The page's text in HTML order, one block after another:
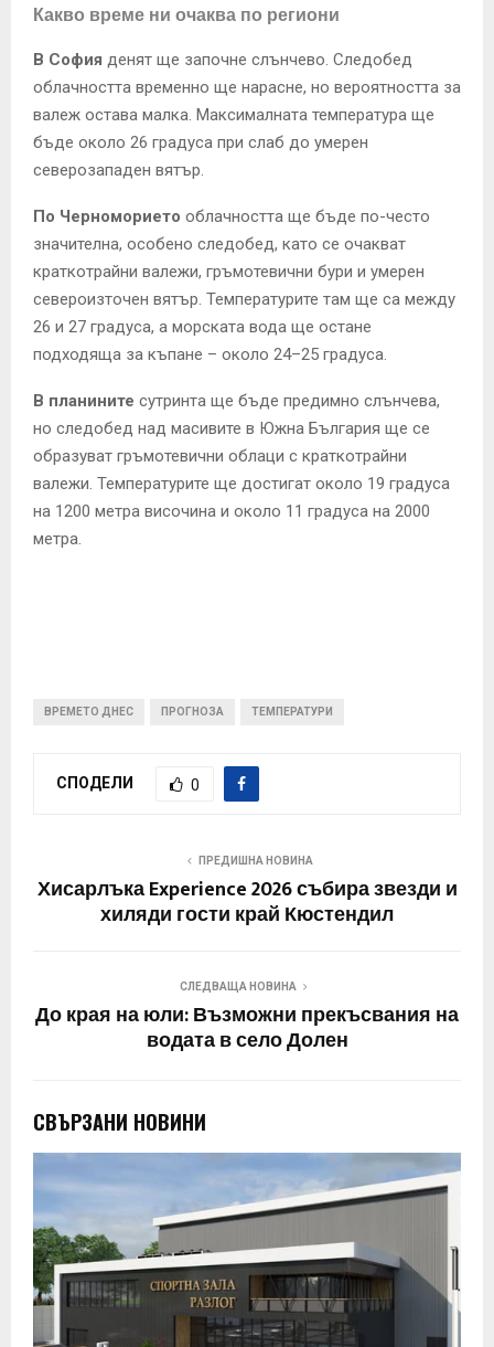
Какво време ни очаква по региони
В София денят ще започне слънчево. Следобед
облачността временно ще нарасне, но вероятността за
валеж остава малка. Максималната температура ще
бъде около 26 градуса при слаб до умерен
северозападен вятър.
По Черноморието облачността ще бъде по-често
значителна, особено следобед, като се очакват
краткотрайни валежи, гръмотевични бури и умерен
североизточен вятър. Температурите там ще са между
26 и 27 градуса, а морската вода ще остане
подходяща за къпане – около 24–25 градуса.
В планините сутринта ще бъде предимно слънчева,
но следобед над масивите в Южна България ще се
образуват гръмотевични облаци с краткотрайни
валежи. Температурите ще достигат около 19 градуса
на 1200 метра височина и около 11 градуса на 2000
метра.
ВРЕМЕТО ДНЕС ПРОГНОЗА ТЕМПЕРАТУРИ
СПОДЕЛИ 0
ПРЕДИШНА НОВИНА
Хисарлъка Experience 2026 събира звезди и
хиляди гости край Кюстендил
СЛЕДВАЩА НОВИНА
До края на юли: Възможни прекъсвания на
водата в село Долен
СВЪРЗАНИ НОВИНИ